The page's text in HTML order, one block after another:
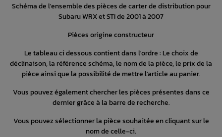
Schéma de l'ensemble des pièces de carter de distribution pour
Subaru WRX et STI de 2001 à 2007
Pièces origine constructeur
Le tableau ci dessous contient dans l'ordre : Le choix de
déclinaison, la référence schéma, le nom de la pièce, le prix de la
pièce ainsi que la possibilité de mettre l'article au panier.
Vous pouvez également chercher les pièces présentes dans ce
dernier grâce à la barre de recherche.
Vous pouvez sélectionner la pièce souhaitée en cliquant sur le
nom de celle-ci.